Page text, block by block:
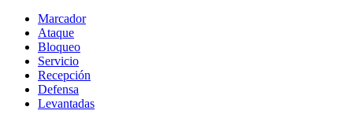
Marcador
Ataque
Bloqueo
Servicio
Recepción
Defensa
Levantadas